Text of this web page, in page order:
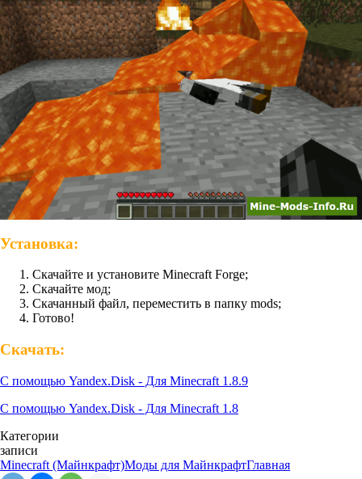
Установка:
Скачайте и установите Minecraft Forge;
Скачайте мод;
Скачанный файл, переместить в папку mods;
Готово!
Скачать:
С помощью Yandex.Disk - Для Minecraft 1.8.9
С помощью Yandex.Disk - Для Minecraft 1.8
Категории
записи
Minecraft (Майнкрафт)Моды для МайнкрафтГлавная